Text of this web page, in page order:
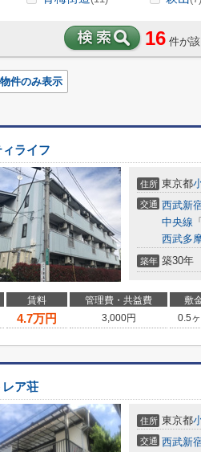
16 件が該
件のみ表示
ィライフ
住所 東京都
交通 西武新
中央線 「
西武多
築年 築30年
賃料 管理費・共益費 敷
4.7万円 3,000円 0.5ヶ
レア荘
住所 東京都
交通 西武新